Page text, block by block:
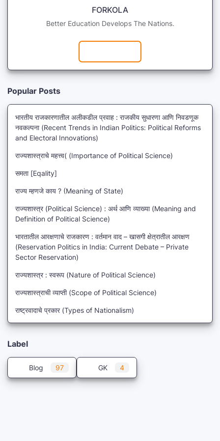
FORKOLA
Better Education Develops The Nations.
Popular Posts
भारतीय राजकारणातील अलीकडील प्रवाह : राजकीय सुधारणा आणि निवडणूक
नवकल्पना (Recent Trends in Indian Politics: Political Reforms
and Electoral Innovations)
राज्यशास्त्राचे महत्त्व( (Importance of Political Science)
समता [Eqality]
राज्य म्हणजे काय ? (Meaning of State)
राज्यशास्त्र (Political Science) : अर्थ आणि व्याख्या (Meaning and
Definition of Political Science)
भारतातील आरक्षणाचे राजकारण : वर्तमान वाद – खासगी क्षेत्रातील आरक्षण
(Reservation Politics in India: Current Debate – Private
Sector Reservation)
राज्यशास्त्र : स्वरूप (Nature of Political Science)
राज्यशास्त्राची व्याप्ती (Scope of Political Science)
राष्ट्रवादाचे प्रकार (Types of Nationalism)
Label
Blog 97 GK 4